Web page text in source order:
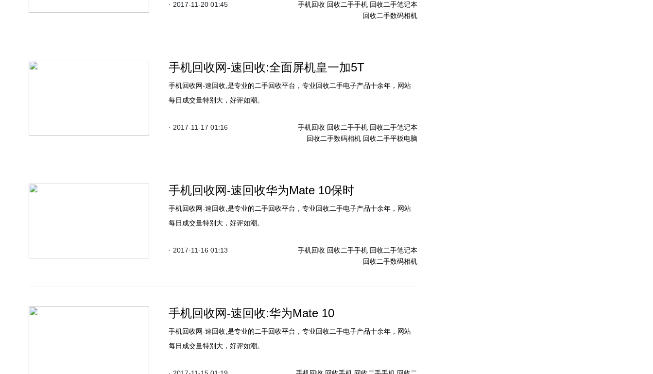
· 2017-11-20 01:45 手机回收 回收二手手机 回收二手笔记本
回收二手数码相机
手机回收网-速回收:全面屏机皇一加5T
手机回收网-速回收,是专业的二手回收平台，专业回收二手电子产品十余年，网站
每日成交量特别大，好评如潮。
· 2017-11-17 01:16 手机回收 回收二手手机 回收二手笔记本
回收二手数码相机 回收二手平板电脑
手机回收网-速回收华为Mate 10保时
手机回收网-速回收,是专业的二手回收平台，专业回收二手电子产品十余年，网站
每日成交量特别大，好评如潮。
· 2017-11-16 01:13 手机回收 回收二手手机 回收二手笔记本
回收二手数码相机
手机回收网-速回收:华为Mate 10
手机回收网-速回收,是专业的二手回收平台，专业回收二手电子产品十余年，网站
每日成交量特别大，好评如潮。